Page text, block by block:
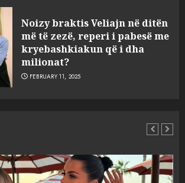
Noizy braktis Veliajn në ditën
më të zezë, reperi i pabesë me
kryebashkiakun që i dha
milionat?
FEBRUARY 11, 2025
sulmuan “One Albania”,
ngjarja u fsheh. A u vodhën
serverat?
MARCH 25, 2025
MARCH 25, 2025